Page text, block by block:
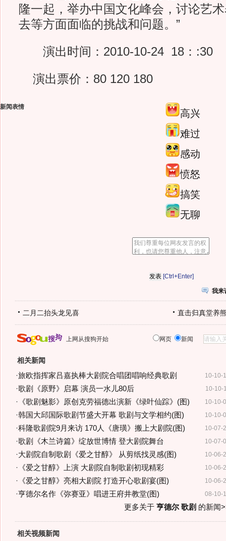
隆一起，举办中国文化峰会，讨论艺
去等方面面临的挑战和问题。”
演出时间：2010-10-24 18：:30
演出票价：80 120 180
新闻表情
高兴
难过
感动
愤怒
搞笑
无聊
[Ctrl+Enter]
我来
二月二抬头龙见喜 直击归真堂养
上网从搜狗开始 网页 新闻
相关新闻
10-10-
·旅欧指挥家吕嘉执棒大剧院合唱团唱响经典歌剧
10-10-
·歌剧《原野》启幕 演员一水儿80后
10-10-
· 《歌剧魅影》原创克劳福德出演新《绿叶仙踪》(图)
10-10-
·韩国大邱国际歌剧节盛大开幕 歌剧与文学相约(图)
10-07-
·科隆歌剧院9月来访 170人《唐璜》搬上大剧院(图)
10-07-
·歌剧《木兰诗篇》绽放世博情 登大剧院舞台
10-06-
·大剧院自制歌剧《爱之甘醇》 从剪纸找灵感(图)
10-06-
· 《爱之甘醇》上演 大剧院自制歌剧初现精彩
10-06-
· 《爱之甘醇》亮相大剧院 打造开心歌剧宴(图)
08-10-
·亨德尔名作《弥赛亚》唱进王府井教堂(图)
更多关于 亨德尔 歌剧 的新闻
相关视频新闻